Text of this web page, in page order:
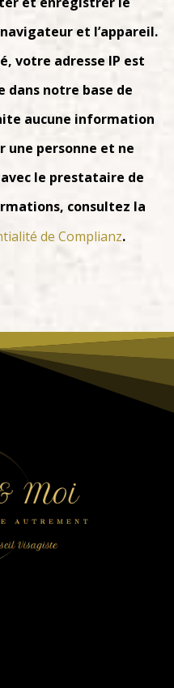
et l’appareil.
votre adresse IP est
dans notre base de
aucune information
personne et ne
le prestataire de
consultez la
de Complianz.